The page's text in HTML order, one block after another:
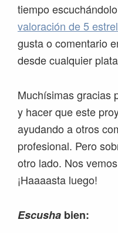
tiempo
valoración de 5
gusta o comentario
desde cualquier
Muchísimas gracias
y hacer que este
ayudando a otros
profesional. Pero
otro lado. Nos
¡Haaaasta luego!
Escusha bien: